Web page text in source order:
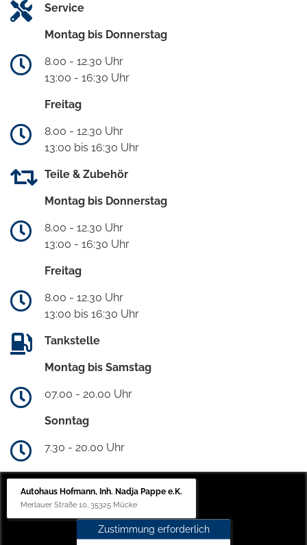
Service
Montag bis Donnerstag
8.00 - 12.30 Uhr
13:00 - 16:30 Uhr
Freitag
8.00 - 12.30 Uhr
13:00 bis 16:30 Uhr
Teile & Zubehör
Montag bis Donnerstag
8.00 - 12.30 Uhr
13:00 - 16:30 Uhr
Freitag
8.00 - 12.30 Uhr
13:00 bis 16:30 Uhr
Tankstelle
Montag bis Samstag
07.00 - 20.00 Uhr
Sonntag
7.30 - 20.00 Uhr
Autohaus Hofmann, Inh. Nadja Pappe e.K.
Merlauer Straße 10, 35325 Mücke
Zustimmung erforderlich